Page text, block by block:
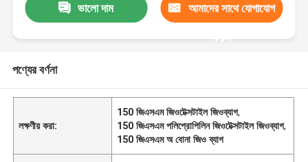
ভালো দাম আমাদের সাথে যোগাযোগ
করুন
পণ্যের বর্ণনা
লক্ষণীয় করা:
150 জিএসএম জিওটেক্সটাইল জিওব্যাগ,
150 জিএসএম পলিপ্রোপিলিন জিওটেক্সটাইল জিওব্যাগ,
150 জিএসএম অ বোনা জিও ব্যাগ